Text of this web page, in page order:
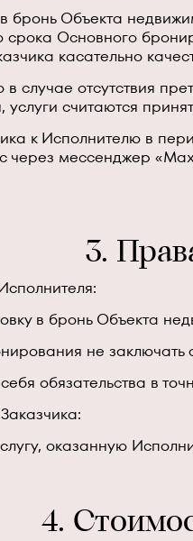
в бронь Объекта
Основного
касательно
в случае отсутствия
считаются
к Исполнителю в
через мессенджер
3.
в бронь Объекта
не
обязательства в
оказанную
4.